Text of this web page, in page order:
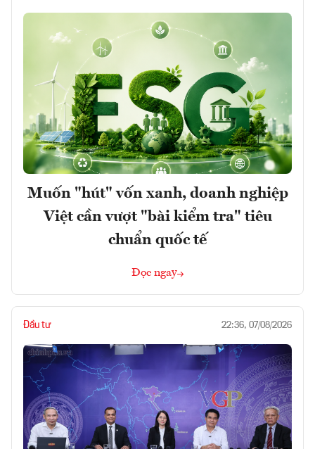
Muốn "hút" vốn xanh, doanh nghiệp
Việt cần vượt "bài kiểm tra" tiêu
chuẩn quốc tế
Đọc ngay
Đầu tư 22:36, 07/08/2026